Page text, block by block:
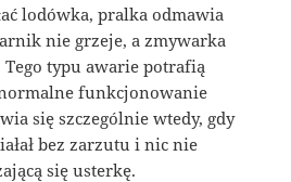
lodówka, pralka odmawia
nie grzeje, a zmywarka
typu awarie potrafią
funkcjonowanie
się szczególnie wtedy, gdy
bez zarzutu i nic nie
się usterkę.